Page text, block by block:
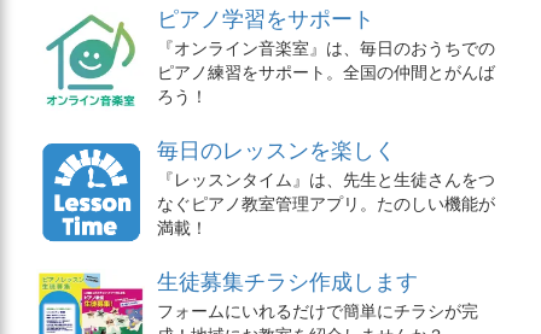
ピアノ学習をサポート
『オンライン音楽室』は、毎日のおうちでの
ピアノ練習をサポート。全国の仲間とがんば
ろう！
毎日のレッスンを楽しく
『レッスンタイム』は、先生と生徒さんをつ
なぐピアノ教室管理アプリ。たのしい機能が
満載！
生徒募集チラシ作成します
フォームにいれるだけで簡単にチラシが完